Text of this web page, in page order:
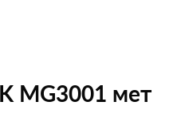
MG3001 мет